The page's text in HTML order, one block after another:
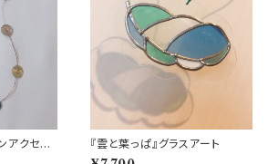
アクセサ
『雲と葉っぱ』グラスアート